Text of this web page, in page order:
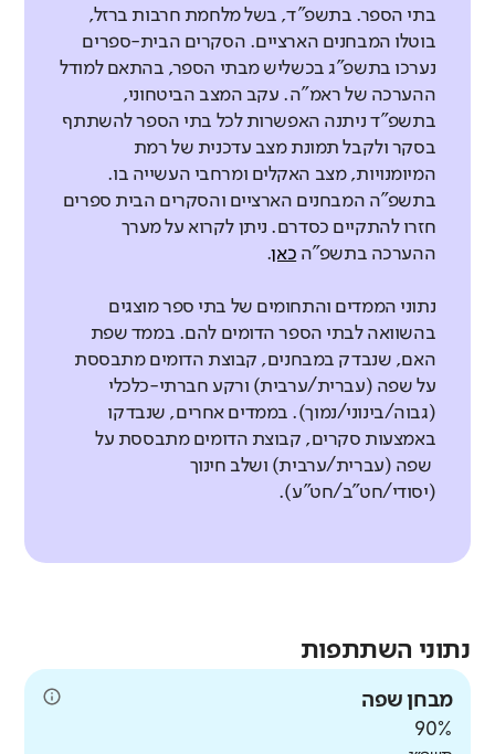
בתי הספר. בתשפ"ד, בשל מלחמת חרבות ברזל,
בוטלו המבחנים הארציים. הסקרים הבית-ספרים
נערכו בתשפ"ג בכשליש מבתי הספר, בהתאם למודל
ההערכה של ראמ"ה. עקב המצב הביטחוני,
בתשפ"ד ניתנה האפשרות לכל בתי הספר להשתתף
בסקר ולקבל תמונת מצב עדכנית של רמת
המיומנויות, מצב האקלים ומרחבי העשייה בו.
בתשפ"ה המבחנים הארציים והסקרים הבית ספרים
חזרו להתקיים כסדרם. ניתן לקרוא על מערך
ההערכה בתשפ"ה כאן.
נתוני הממדים והתחומים של בתי ספר מוצגים
בהשוואה לבתי הספר הדומים להם. בממד שפת
האם, שנבדק במבחנים, קבוצת הדומים מתבססת
על שפה (עברית/ערבית) ורקע חברתי-כלכלי
(גבוה/בינוני/נמוך). בממדים אחרים, שנבדקו
באמצעות סקרים, קבוצת הדומים מתבססת על
שפה (עברית/ערבית) ושלב חינוך
(יסודי/חט"ב/חט"ע).
נתוני השתתפות
מבחן שפה
90%